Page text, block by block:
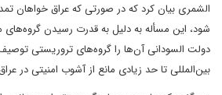
الشمری بیان کرد که در صورتی که عراق خواهان
شود، این مسأله به دلیل به قدرت رسیدن
دولت السودانی آن‌ها را گروه‌های تروریستی
بین‌المللی تا حد زیادی مانع از آشوب امنیتی در